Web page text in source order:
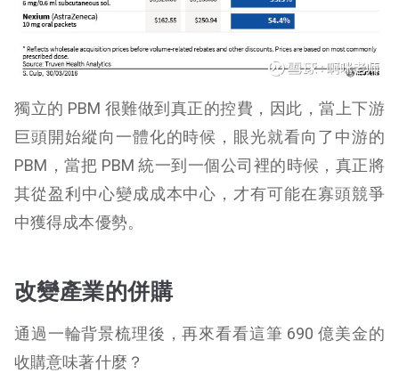
獨立的 PBM 很難做到真正的控費，因此，當上下游
巨頭開始縱向一體化的時候，眼光就看向了中游的
PBM，當把 PBM 統一到一個公司裡的時候，真正將
其從盈利中心變成成本中心，才有可能在寡頭競爭
中獲得成本優勢。
改變產業的併購
通過一輪背景梳理後，再來看看這筆 690 億美金的
收購意味著什麼？